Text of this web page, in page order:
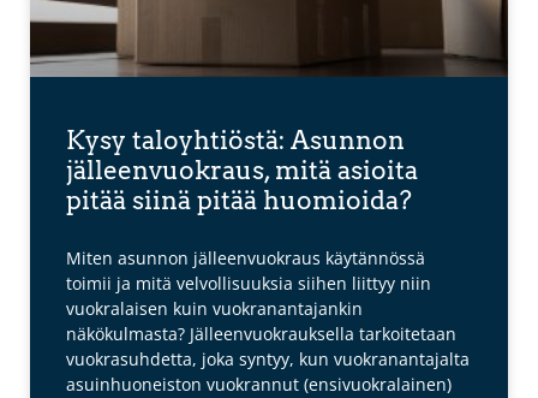
Kysy taloyhtiöstä: Asunnon
jälleenvuokraus, mitä asioita
pitää siinä pitää huomioida?
Miten asunnon jälleenvuokraus käytännössä
toimii ja mitä velvollisuuksia siihen liittyy niin
vuokralaisen kuin vuokranantajankin
näkökulmasta? Jälleenvuokrauksella tarkoitetaan
vuokrasuhdetta, joka syntyy, kun vuokranantajalta
asuinhuoneiston vuokrannut (ensivuokralainen)